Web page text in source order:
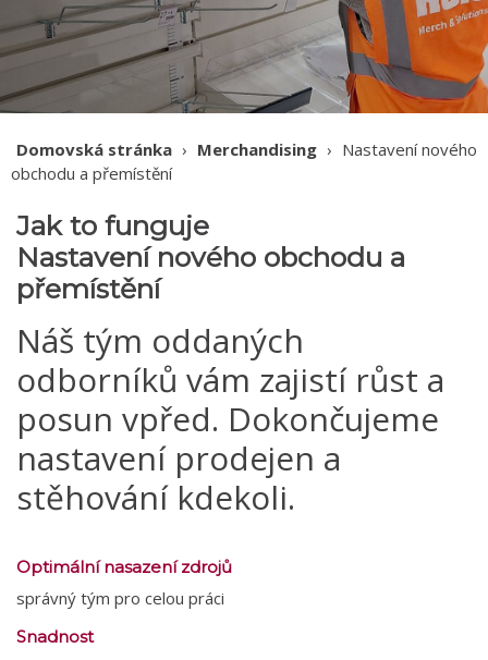
Domovská stránka › Merchandising › Nastavení nového
obchodu a přemístění
Jak to funguje
Nastavení nového obchodu a
přemístění
Náš tým oddaných
odborníků vám zajistí růst a
posun vpřed. Dokončujeme
nastavení prodejen a
stěhování kdekoli.
Optimální nasazení zdrojů
správný tým pro celou práci
Snadnost